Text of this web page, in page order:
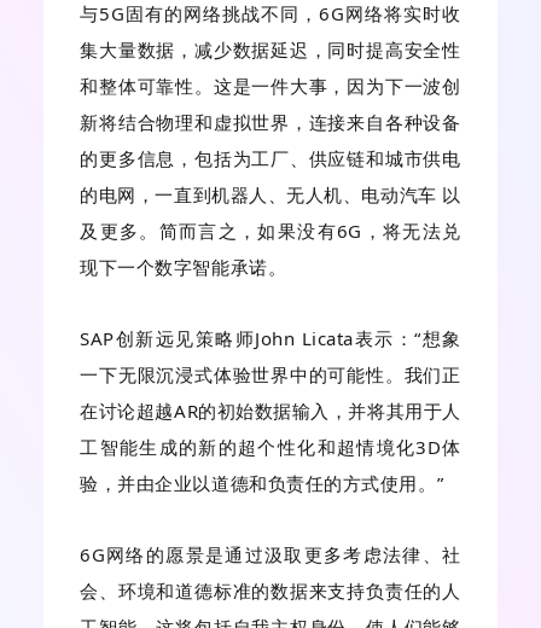
与5G固有的网络挑战不同，6G网络将实时收
集大量数据，减少数据延迟，同时提高安全性
和整体可靠性。这是一件大事，因为下一波创
新将结合物理和虚拟世界，连接来自各种设备
的更多信息，包括为工厂、供应链和城市供电
的电网，一直到机器人、无人机、电动汽车 以
及更多。简而言之，如果没有6G，将无法兑
现下一个数字智能承诺。
SAP创新远见策略师John Licata表示：“想象
一下无限沉浸式体验世界中的可能性。我们正
在讨论超越AR的初始数据输入，并将其用于人
工智能生成的新的超个性化和超情境化3D体
验，并由企业以道德和负责任的方式使用。”
6G网络的愿景是通过汲取更多考虑法律、社
会、环境和道德标准的数据来支持负责任的人